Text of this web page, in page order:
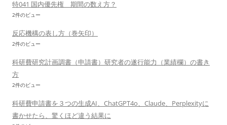
特041 国内優先権 期間の数え方？
2件のビュー
反応機構の表し方（巻矢印）
2件のビュー
科研費研究計画調書（申請書）研究者の遂行能力（業績欄）の書き
方
2件のビュー
科研費申請書を３つの生成AI、ChatGPT4o、Claude、Perplexityに
書かせたら、驚くほど違う結果に